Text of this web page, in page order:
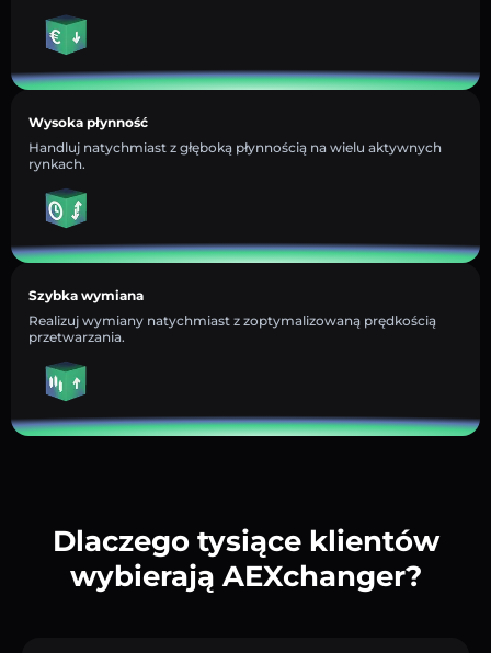
Wysoka płynność
Handluj natychmiast z głęboką płynnością na wielu aktywnych
rynkach.
Szybka wymiana
Realizuj wymiany natychmiast z zoptymalizowaną prędkością
przetwarzania.
Dlaczego tysiące klientów
wybierają AEXchanger?